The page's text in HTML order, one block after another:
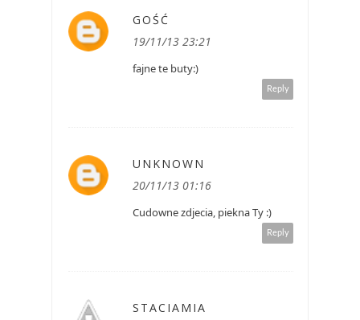
GOŚĆ
19/11/13 23:21
fajne te buty:)
Reply
UNKNOWN
20/11/13 01:16
Cudowne zdjecia, piekna Ty :)
Reply
STACIAMIA